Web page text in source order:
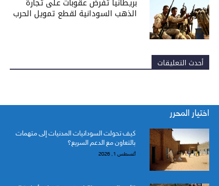
الذهب السودانية لقطع تمويل الحرب
أحدث التعليقات
اختيار المحرر
كيف تحولت السودانيات المدنيات إلى متهمات
بالتعاون مع الدعم السريع؟
أغسطس 1, 2026